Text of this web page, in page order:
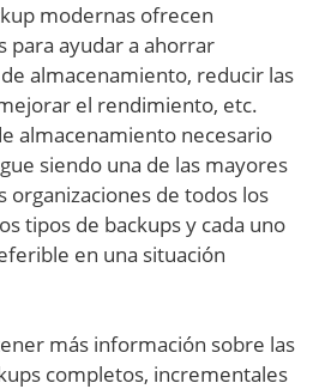
modernas ofrecen
para ayudar a ahorrar
almacenamiento, reducir las
el rendimiento, etc.
almacenamiento necesario
siendo una de las mayores
organizaciones de todos los
tipos de backups y cada uno
en una situación
más información sobre las
completos, incrementales